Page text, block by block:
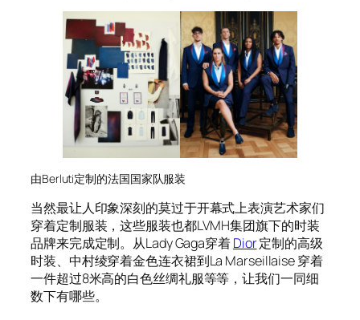
由Berluti定制的法国国家队服装
当然最让人印象深刻的莫过于开幕式上表演艺术家们
穿着定制服装，这些服装也都LVMH集团旗下的时装
品牌来完成定制。从Lady Gaga穿着Dior定制的高级
时装、中村绫穿着金色连衣裙到La Marseillaise 穿着
一件超过8米高的白色丝绸礼服等等，让我们一同细
数下有哪些。